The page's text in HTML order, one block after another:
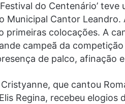
do Centenário’
Municipal Cantor Leandro.
primeiras colocações. A
campeã da
de palco, afinação
que cantou
Regina, recebeu